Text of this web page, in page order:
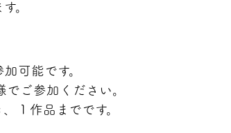
。
可能です。
ご参加ください。
１作品までです。